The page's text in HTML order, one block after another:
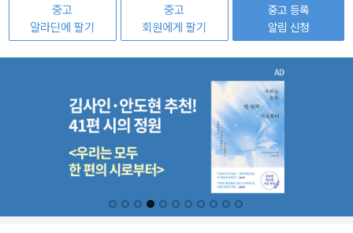
중고
알라딘에 팔기
중고
회원에게 팔기
중고 등록
알림 신청